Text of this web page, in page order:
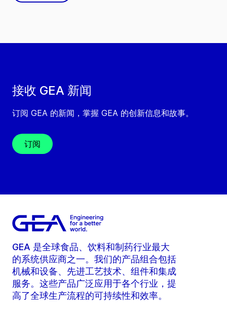
接收 GEA 新闻
订阅 GEA 的新闻，掌握 GEA 的创新信息和故事。
订阅
GEA 是全球食品、饮料和制药行业最大
的系统供应商之一。我们的产品组合包括
机械和设备、先进工艺技术、组件和集成
服务。这些产品广泛应用于各个行业，提
高了全球生产流程的可持续性和效率。